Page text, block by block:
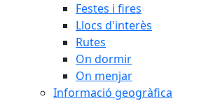
Festes i fires
Llocs d'interès
Rutes
On dormir
On menjar
Informació geogràfica